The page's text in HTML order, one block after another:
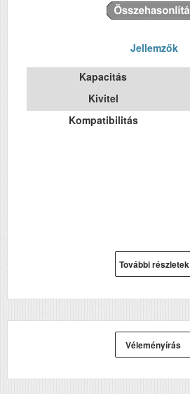
Jellemzők
Kapacitás
Kivitel
Kompatibilitás
További részletek
Véleményírás